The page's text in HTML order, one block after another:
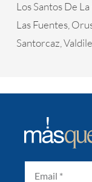
Los Santos De
Las Fuentes,
Santorcaz,